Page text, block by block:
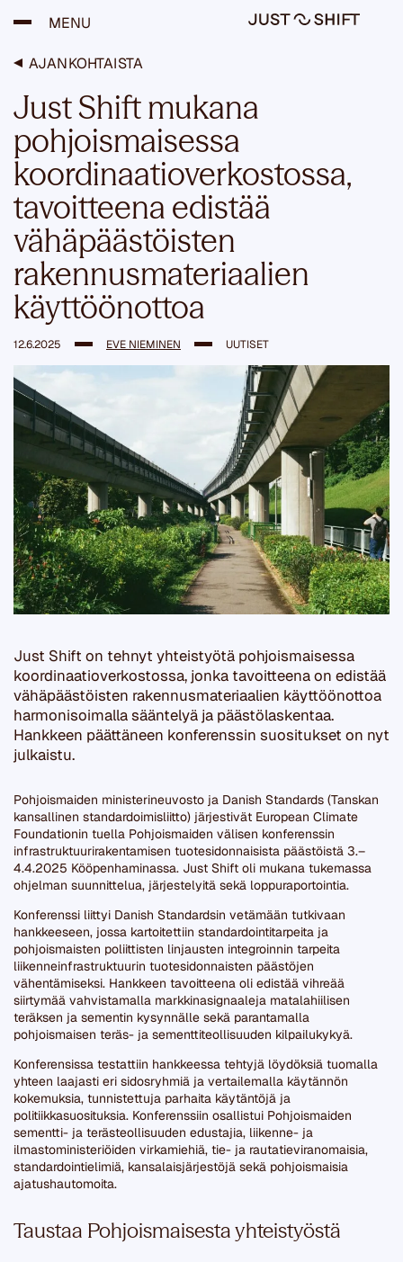
MENU
AJANKOHTAISTA
Just Shift mukana
pohjoismaisessa
koordinaatioverkostossa,
tavoitteena edistää
vähäpäästöisten
rakennusmateriaalien
käyttöönottoa
12.6.2025 EVE NIEMINEN UUTISET
Just Shift on tehnyt yhteistyötä pohjoismaisessa
koordinaatioverkostossa, jonka tavoitteena on edistää
vähäpäästöisten rakennusmateriaalien käyttöönottoa
harmonisoimalla sääntelyä ja päästölaskentaa.
Hankkeen päättäneen konferenssin suositukset on nyt
julkaistu.
Pohjoismaiden ministerineuvosto ja Danish Standards (Tanskan
kansallinen standardoimisliitto) järjestivät European Climate
Foundationin tuella Pohjoismaiden välisen konferenssin
infrastruktuurirakentamisen tuotesidonnaisista päästöistä 3.–
4.4.2025 Kööpenhaminassa. Just Shift oli mukana tukemassa
ohjelman suunnittelua, järjestelyitä sekä loppuraportointia.
Konferenssi liittyi Danish Standardsin vetämään tutkivaan
hankkeeseen, jossa kartoitettiin standardointitarpeita ja
pohjoismaisten poliittisten linjausten integroinnin tarpeita
liikenneinfrastruktuurin tuotesidonnaisten päästöjen
vähentämiseksi. Hankkeen tavoitteena oli edistää vihreää
siirtymää vahvistamalla markkinasignaaleja matalahiilisen
teräksen ja sementin kysynnälle sekä parantamalla
pohjoismaisen teräs- ja sementtiteollisuuden kilpailukykyä.
Konferensissa testattiin hankkeessa tehtyjä löydöksiä tuomalla
yhteen laajasti eri sidosryhmiä ja vertailemalla käytännön
kokemuksia, tunnistettuja parhaita käytäntöjä ja
politiikkasuosituksia. Konferenssiin osallistui Pohjoismaiden
sementti- ja terästeollisuuden edustajia, liikenne- ja
ilmastoministeriöiden virkamiehiä, tie- ja rautatieviranomaisia,
standardointielimiä, kansalaisjärjestöjä sekä pohjoismaisia
ajatushautomoita.
Taustaa Pohjoismaisesta yhteistyöstä